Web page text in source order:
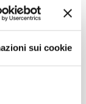
sui cookie